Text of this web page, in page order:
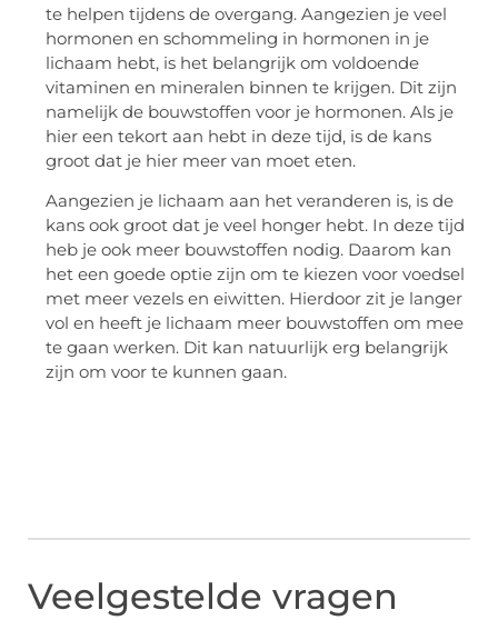
te helpen tijdens de overgang. Aangezien je veel
hormonen en schommeling in hormonen in je
lichaam hebt, is het belangrijk om voldoende
vitaminen en mineralen binnen te krijgen. Dit zijn
namelijk de bouwstoffen voor je hormonen. Als je
hier een tekort aan hebt in deze tijd, is de kans
groot dat je hier meer van moet eten.
Aangezien je lichaam aan het veranderen is, is de
kans ook groot dat je veel honger hebt. In deze tijd
heb je ook meer bouwstoffen nodig. Daarom kan
het een goede optie zijn om te kiezen voor voedsel
met meer vezels en eiwitten. Hierdoor zit je langer
vol en heeft je lichaam meer bouwstoffen om mee
te gaan werken. Dit kan natuurlijk erg belangrijk
zijn om voor te kunnen gaan.
Veelgestelde vragen